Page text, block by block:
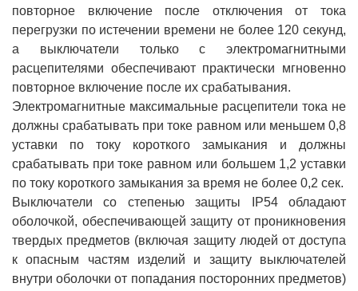
повторное включение после отключения от тока
перегрузки по истечении времени не более 120 секунд,
а выключатели только с электромагнитными
расцепителями обеспечивают практически мгновенно
повторное включение после их срабатывания.
Электромагнитные максимальные расцепители тока не
должны срабатывать при токе равном или меньшем 0,8
уставки по току короткого замыкания и должны
срабатывать при токе равном или большем 1,2 уставки
по току короткого замыкания за время не более 0,2 сек.
Выключатели со степенью защиты IP54 обладают
оболочкой, обеспечивающей защиту от проникновения
твердых предметов (включая защиту людей от доступа
к опасным частям изделий и защиту выключателей
внутри оболочки от попадания посторонних предметов)